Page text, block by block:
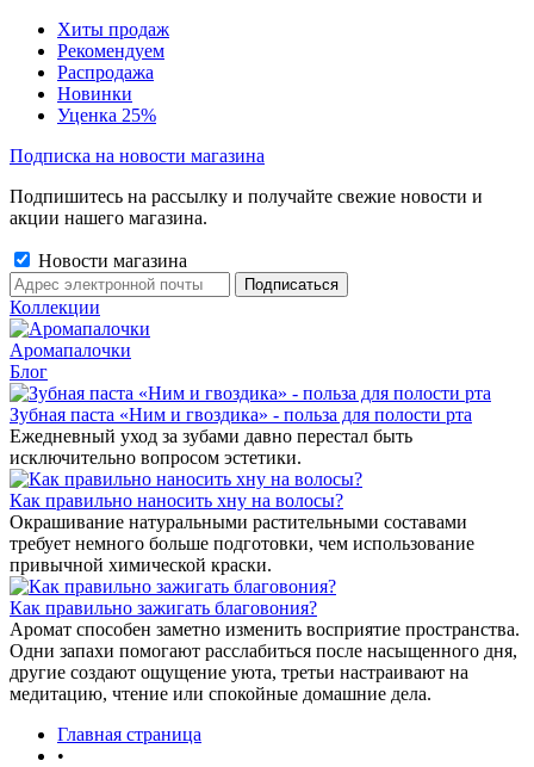
Хиты продаж
Рекомендуем
Распродажа
Новинки
Уценка 25%
Подписка на новости магазина
Подпишитесь на рассылку и получайте свежие новости и
акции нашего магазина.
Новости магазина
Коллекции
Аромапалочки
Блог
Зубная паста «Ним и гвоздика» - польза для полости рта
Ежедневный уход за зубами давно перестал быть
исключительно вопросом эстетики.
Как правильно наносить хну на волосы?
Окрашивание натуральными растительными составами
требует немного больше подготовки, чем использование
привычной химической краски.
Как правильно зажигать благовония?
Аромат способен заметно изменить восприятие пространства.
Одни запахи помогают расслабиться после насыщенного дня,
другие создают ощущение уюта, третьи настраивают на
медитацию, чтение или спокойные домашние дела.
Главная страница
•